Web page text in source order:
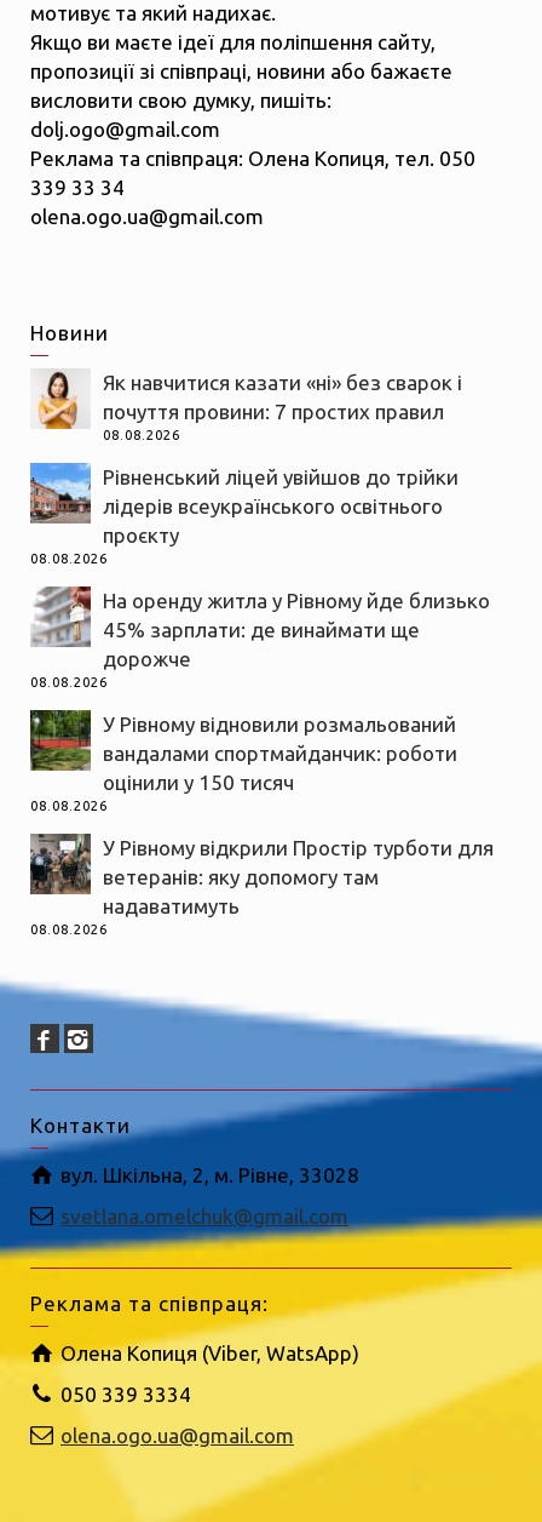
мотивує та який надихає.
Якщо ви маєте ідеї для поліпшення сайту,
пропозиції зі співпраці, новини або бажаєте
висловити свою думку, пишіть:
dolj.ogo@gmail.com
Реклама та співпраця: Олена Копиця, тел. 050
339 33 34
olena.ogo.ua@gmail.com
Новини
Як навчитися казати «ні» без сварок і
почуття провини: 7 простих правил
08.08.2026
Рівненський ліцей увійшов до трійки
лідерів всеукраїнського освітнього
проєкту
08.08.2026
На оренду житла у Рівному йде близько
45% зарплати: де винаймати ще
дорожче
08.08.2026
У Рівному відновили розмальований
вандалами спортмайданчик: роботи
оцінили у 150 тисяч
08.08.2026
У Рівному відкрили Простір турботи для
ветеранів: яку допомогу там
надаватимуть
08.08.2026
Контакти
вул. Шкільна, 2, м. Рівне, 33028
svetlana.omelchuk@gmail.com
Реклама та співпраця:
Олена Копиця (Viber, WatsApp)
050 339 3334
olena.ogo.ua@gmail.com